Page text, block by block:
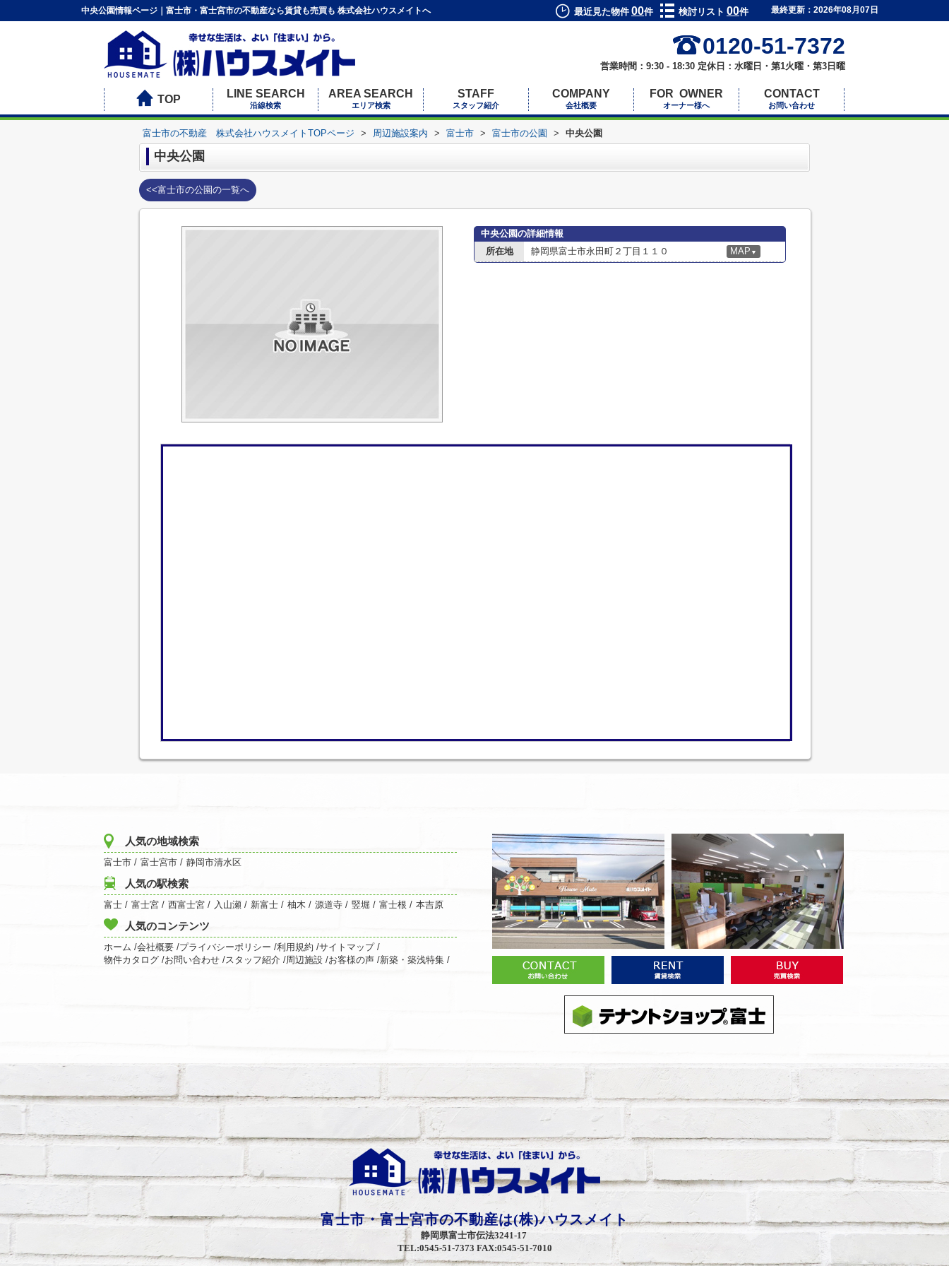
中央公園情報ページ｜富士市・富士宮市の不動産なら賃貸も売買も 株式会社ハウスメイトへ 最近見た物件 00件 検討リスト 00件 最終更新：2026年08月07日
0120-51-7372
営業時間：9:30 - 18:30 定休日：水曜日・第1火曜・第3日曜
TOP LINE SEARCH
沿線検索
AREA SEARCH
エリア検索
STAFF
スタッフ紹介
COMPANY
会社概要
FOR OWNER
オーナー様へ
CONTACT
お問い合わせ
富士市の不動産 株式会社ハウスメイトTOPページ > 周辺施設案内 > 富士市 > 富士市の公園 > 中央公園
中央公園
<<富士市の公園の一覧へ
中央公園の詳細情報
所在地
静岡県富士市永田町２丁目１１０ MAP ▼
人気の地域検索
富士市 / 富士宮市 / 静岡市清水区
人気の駅検索
富士 / 富士宮 / 西富士宮 / 入山瀬 / 新富士 / 柚木 / 源道寺 / 竪堀 / 富士根 / 本吉原
人気のコンテンツ
ホーム /会社概要 /プライバシーポリシー /利用規約 /サイトマップ /
物件カタログ /お問い合わせ /スタッフ紹介 /周辺施設 /お客様の声 /新築・築浅特集 /
富士市・富士宮市の不動産は(株)ハウスメイト
静岡県富士市伝法3241-17
TEL:0545-51-7373 FAX:0545-51-7010